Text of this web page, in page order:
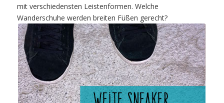
mit verschiedensten Leistenformen. Welche
Wanderschuhe werden breiten Füßen gerecht?